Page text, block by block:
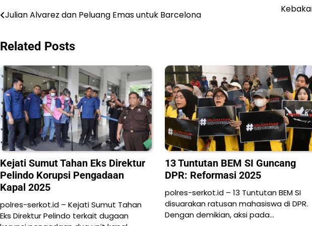
Navigasi
Julian Alvarez dan Peluang Emas untuk Barcelona
Related Posts
Kejati Sumut Tahan Eks Direktur
Pelindo Korupsi Pengadaan
Kapal 2025
polres-serkot.id – Kejati Sumut Tahan
Eks Direktur Pelindo terkait dugaan
13 Tuntutan BEM SI Guncang
DPR: Reformasi 2025
polres-serkot.id – 13 Tuntutan BEM SI
disuarakan ratusan mahasiswa di DPR.
Dengan demikian, aksi pada…